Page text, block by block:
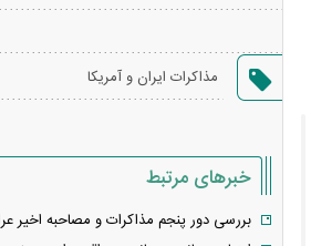
مذاکرات ایران و آمریکا
خبرهای مرتبط
بررسی دور پنجم مذاکرات و مصاحبه اخیر